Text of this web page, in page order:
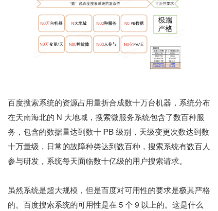
百度搜索系统的资源占用量折合成数十万台机器，系统分布
在天南海北的 N 大地域，搜索微服务系统包含了数百种服
务，包含的数据量达到数十 PB 级别，天级变更次数达到数
十万量级，日常的故障种类达到数百种，搜索系统有数百人
参与研发，系统每天面临数十亿级的用户搜索请求。
虽然系统是超大规模，但是百度对可用性的要求是极其严格
的。百度搜索系统的可用性是在 5 个 9 以上的。这是什么